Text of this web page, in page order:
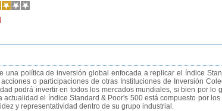
una política de inversión global enfocada a replicar el índice
o participaciones de otras Instituciones de Inversión
podrá invertir en todos los mercados mundiales, si bien por lo
actualidad el índice Standard & Poor's 500 está compuesto por
y representatividad dentro de su grupo industrial.